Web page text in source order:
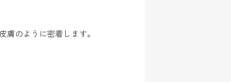
膚のように密着します。